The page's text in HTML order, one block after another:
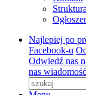
Najlepiej po
Facebook-u
Odwiedź nas
nas wiadomość